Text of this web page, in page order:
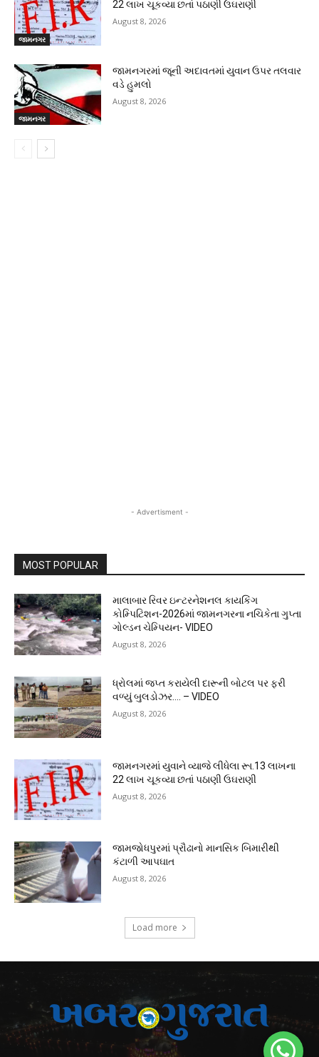
જામનગર
22 લાખ ચૂકવ્યા છતાં પઠાણી ઉઘરાણી
August 8, 2026
જામનગર
જામનગરમાં જૂની અદાવતમાં યુવાન ઉપર તલવાર
વડે હુમલો
August 8, 2026
- Advertisment -
MOST POPULAR
માલાબાર રિવર ઇન્ટરનેશનલ કાયકિંગ
કોમ્પિટિશન-2026માં જામનગરના નચિકેતા ગુપ્તા
ગોલ્ડન ચેમ્પિયન- VIDEO
August 8, 2026
ધ્રોલમાં જપ્ત કરાયેલી દારૂની બોટલ પર ફરી
વળ્યું બુલડોઝર…. – VIDEO
August 8, 2026
જામનગરમાં યુવાને વ્યાજે લીધેલા રૂા.13 લાખના
22 લાખ ચૂકવ્યા છતાં પઠાણી ઉઘરાણી
August 8, 2026
જામજોધપુરમાં પ્રૌઢાનો માનસિક બિમારીથી
કંટાળી આપઘાત
August 8, 2026
Load more